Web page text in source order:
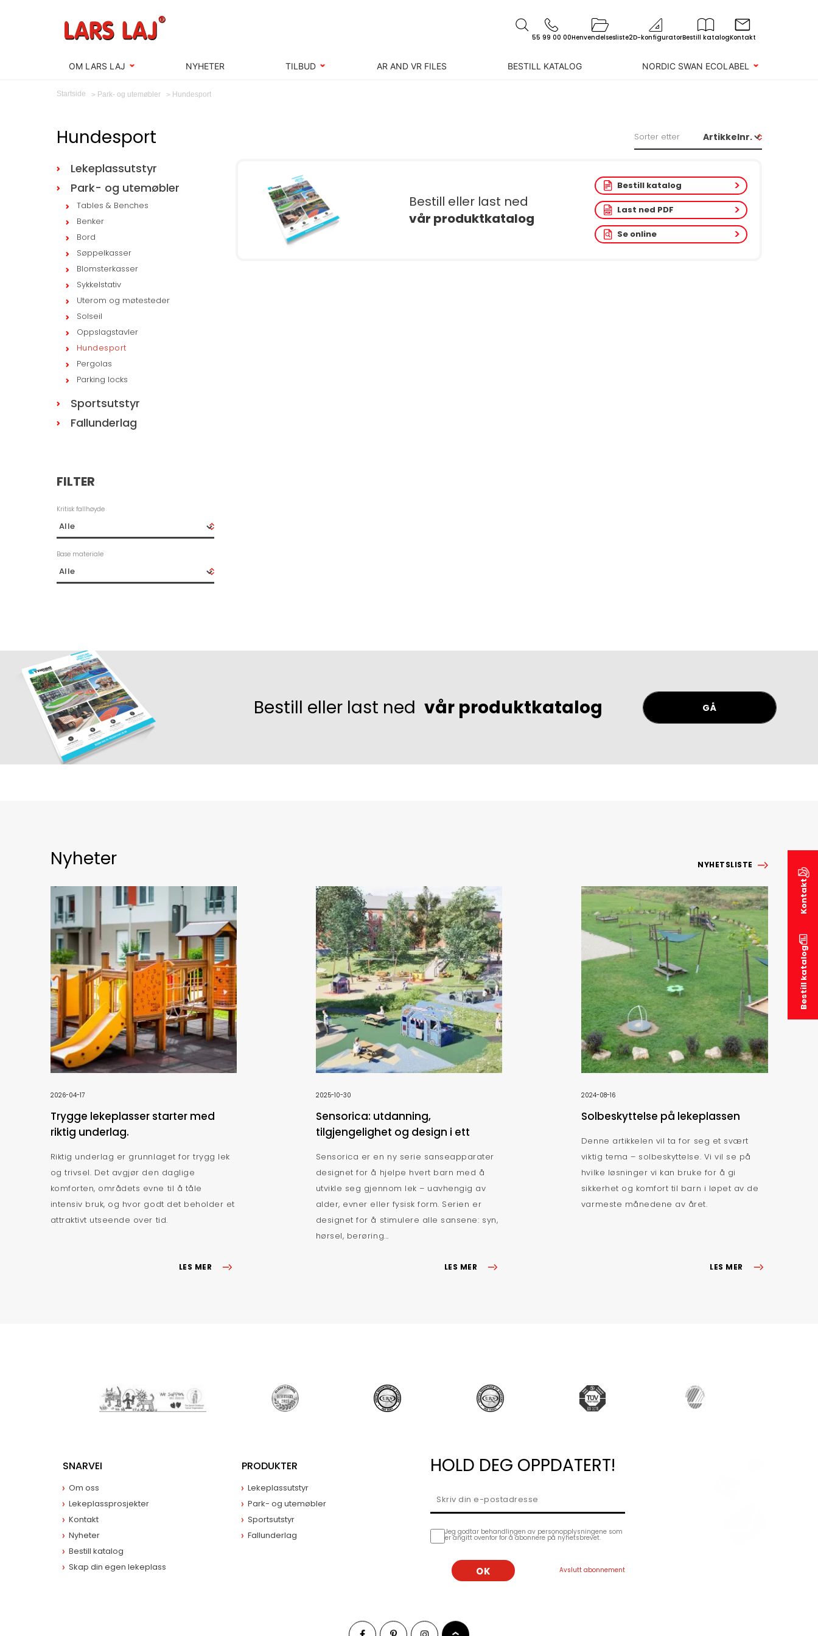
55 99 00 00Henvendelsesliste2D-konfiguratorBestill katalogKontakt
OM LARS LAJ NYHETER TILBUD AR AND VR FILES BESTILL KATALOG NORDIC SWAN ECOLABEL
Startside Park- og utemøbler Hundesport
Hundesport Sorter etter
Lekeplassutstyr
Park- og utemøbler
Tables & Benches
Benker
Bord
Søppelkasser
Blomsterkasser
Sykkelstativ
Uterom og møtesteder
Solseil
Oppslagstavler
Hundesport
Pergolas
Parking locks
Sportsutstyr
Fallunderlag
FILTER
Kritisk fallhøyde
Base materiale
Bestill eller last ned
vår produktkatalog
Bestill katalog
Last ned PDF
Se online
Bestill katalog
Kontakt
Bestill eller last ned vår produktkatalog GÅ
Nyheter NYHETSLISTE
2026-04-17
Trygge lekeplasser starter med
riktig underlag.
Riktig underlag er grunnlaget for trygg lek
og trivsel. Det avgjør den daglige
komforten, områdets evne til å tåle
intensiv bruk, og hvor godt det beholder et
attraktivt utseende over tid.
LES MER
2025-10-30
Sensorica: utdanning,
tilgjengelighet og design i ett
Sensorica er en ny serie sanseapparater
designet for å hjelpe hvert barn med å
utvikle seg gjennom lek – uavhengig av
alder, evner eller fysisk form. Serien er
designet for å stimulere alle sansene: syn,
hørsel, berøring...
LES MER
2024-08-16
Solbeskyttelse på lekeplassen
Denne artikkelen vil ta for seg et svært
viktig tema – solbeskyttelse. Vi vil se på
hvilke løsninger vi kan bruke for å gi
sikkerhet og komfort til barn i løpet av de
varmeste månedene av året.
LES MER
SNARVEI
Om oss
Lekeplassprosjekter
Kontakt
Nyheter
Bestill katalog
Skap din egen lekeplass
PRODUKTER
Lekeplassutstyr
Park- og utemøbler
Sportsutstyr
Fallunderlag
HOLD DEG OPPDATERT!
Jeg godtar behandlingen av personopplysningene som
er angitt ovenfor for å abonnere på nyhetsbrevet.